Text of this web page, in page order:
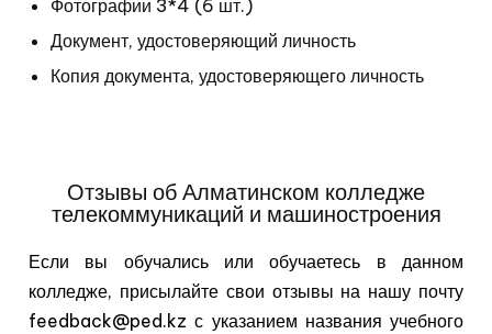
Фотографии 3*4 (6 шт.)
Документ, удостоверяющий личность
Копия документа, удостоверяющего личность
Отзывы об Алматинском колледже
телекоммуникаций и машиностроения
Если вы обучались или обучаетесь в данном
колледже, присылайте свои отзывы на нашу почту
feedback@ped.kz с указанием названия учебного